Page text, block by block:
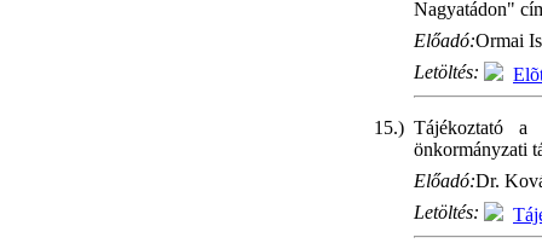
Nagyatádon"
Előadó:Ormai
Letöltés:
15.) Tájékoztató a
önkormányzati
Előadó:Dr.
Letöltés: